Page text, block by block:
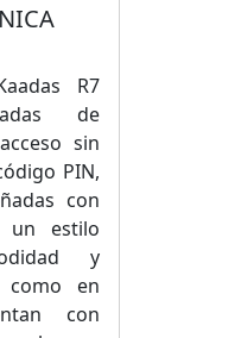
R7
de
sin
PIN,
con
un estilo
y
como en
con